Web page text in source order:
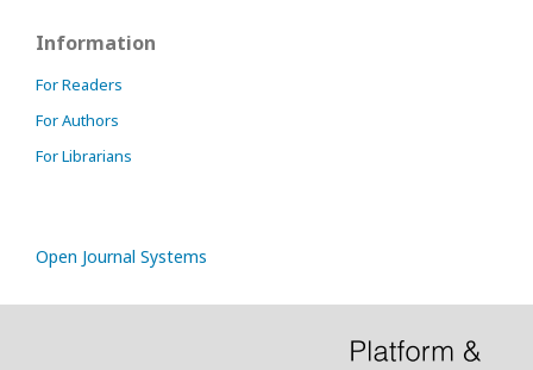
Information
For Readers
For Authors
For Librarians
Open Journal Systems